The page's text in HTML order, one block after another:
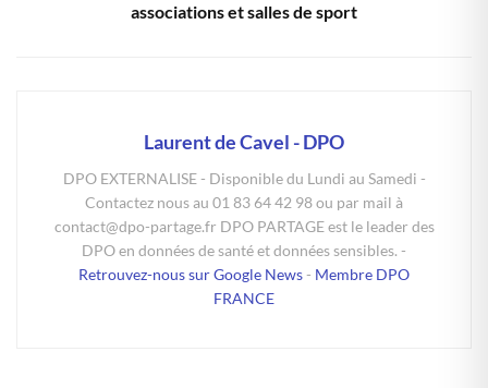
associations et salles de sport
Laurent de Cavel - DPO
DPO EXTERNALISE - Disponible du Lundi au Samedi -
Contactez nous au 01 83 64 42 98 ou par mail à
contact@dpo-partage.fr DPO PARTAGE est le leader des
DPO en données de santé et données sensibles. -
Retrouvez-nous sur Google News- Membre DPO
FRANCE